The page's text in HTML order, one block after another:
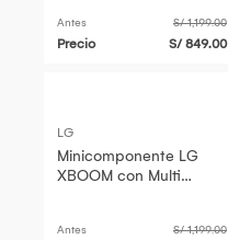
Antes S/ 1,199.00
Precio S/ 849.00
LG
Minicomponente LG
XBOOM con Multi
Antes S/ 1,199.00